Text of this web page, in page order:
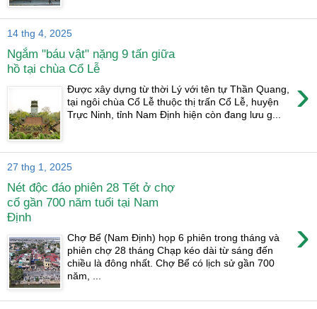
14 thg 4, 2025
Ngắm "báu vật" nặng 9 tấn giữa
hồ tại chùa Cổ Lễ
›
Được xây dựng từ thời Lý với tên tự Thần Quang,
tại ngôi chùa Cổ Lễ thuộc thị trấn Cổ Lễ, huyện
Trực Ninh, tỉnh Nam Định hiện còn đang lưu g...
27 thg 1, 2025
Nét độc đáo phiên 28 Tết ở chợ
cổ gần 700 năm tuổi tại Nam
Định
›
Chợ Bể (Nam Định) họp 6 phiên trong tháng và
phiên chợ 28 tháng Chạp kéo dài từ sáng đến
chiều là đông nhất. Chợ Bể có lịch sử gần 700
năm, ...